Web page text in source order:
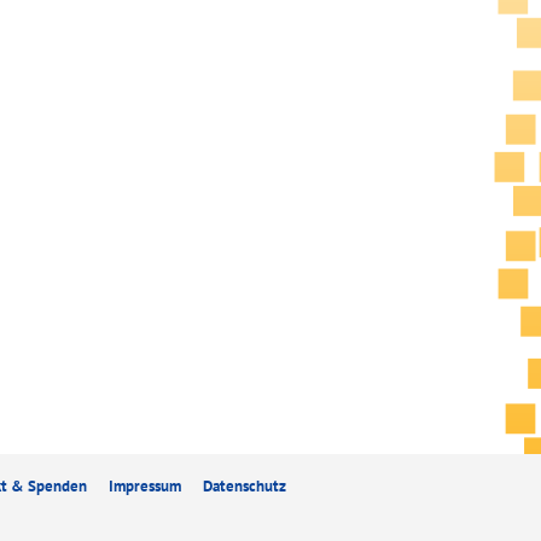
& Spenden Impressum Datenschutz